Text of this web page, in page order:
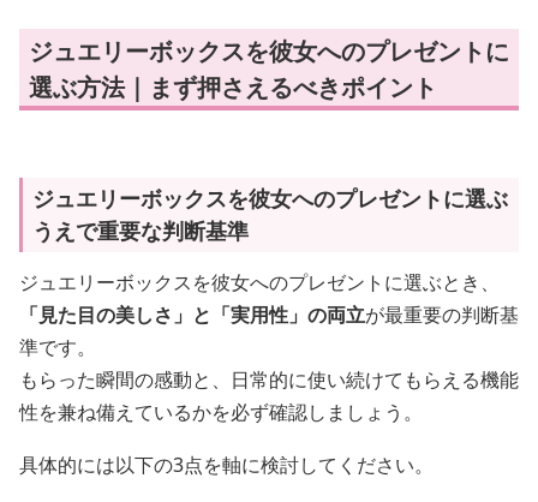
ジュエリーボックスを彼女へのプレゼントに
選ぶ方法｜まず押さえるべきポイント
ジュエリーボックスを彼女へのプレゼントに選ぶ
うえで重要な判断基準
ジュエリーボックスを彼女へのプレゼントに選ぶとき、
「見た目の美しさ」と「実用性」の両立が最重要の判断基
準です。
もらった瞬間の感動と、日常的に使い続けてもらえる機能
性を兼ね備えているかを必ず確認しましょう。
具体的には以下の3点を軸に検討してください。